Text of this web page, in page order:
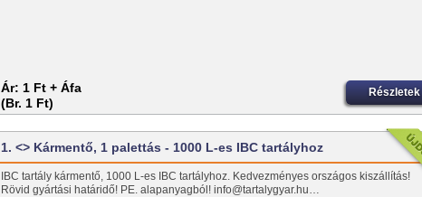
Ár: 1 Ft + Áfa
(Br. 1 Ft)
Részletek
1. <> Kármentő, 1 palettás - 1000 L-es IBC tartályhoz
IBC tartály kármentő, 1000 L-es IBC tartályhoz. Kedvezményes országos kiszállítás!
Rövid gyártási határidő! PE. alapanyagból! info@tartalygyar.hu…